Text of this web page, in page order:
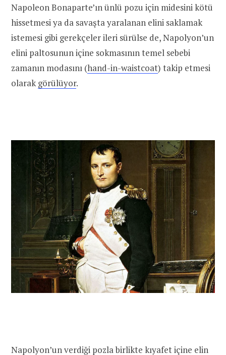
Napoleon Bonaparte’ın ünlü pozu için midesini kötü
hissetmesi ya da savaşta yaralanan elini saklamak
istemesi gibi gerekçeler ileri sürülse de, Napolyon’un
elini paltosunun içine sokmasının temel sebebi
zamanın modasını (hand-in-waistcoat) takip etmesi
olarakgörülüyor.
Napolyon’un verdiği pozla birlikte kıyafet içine elin